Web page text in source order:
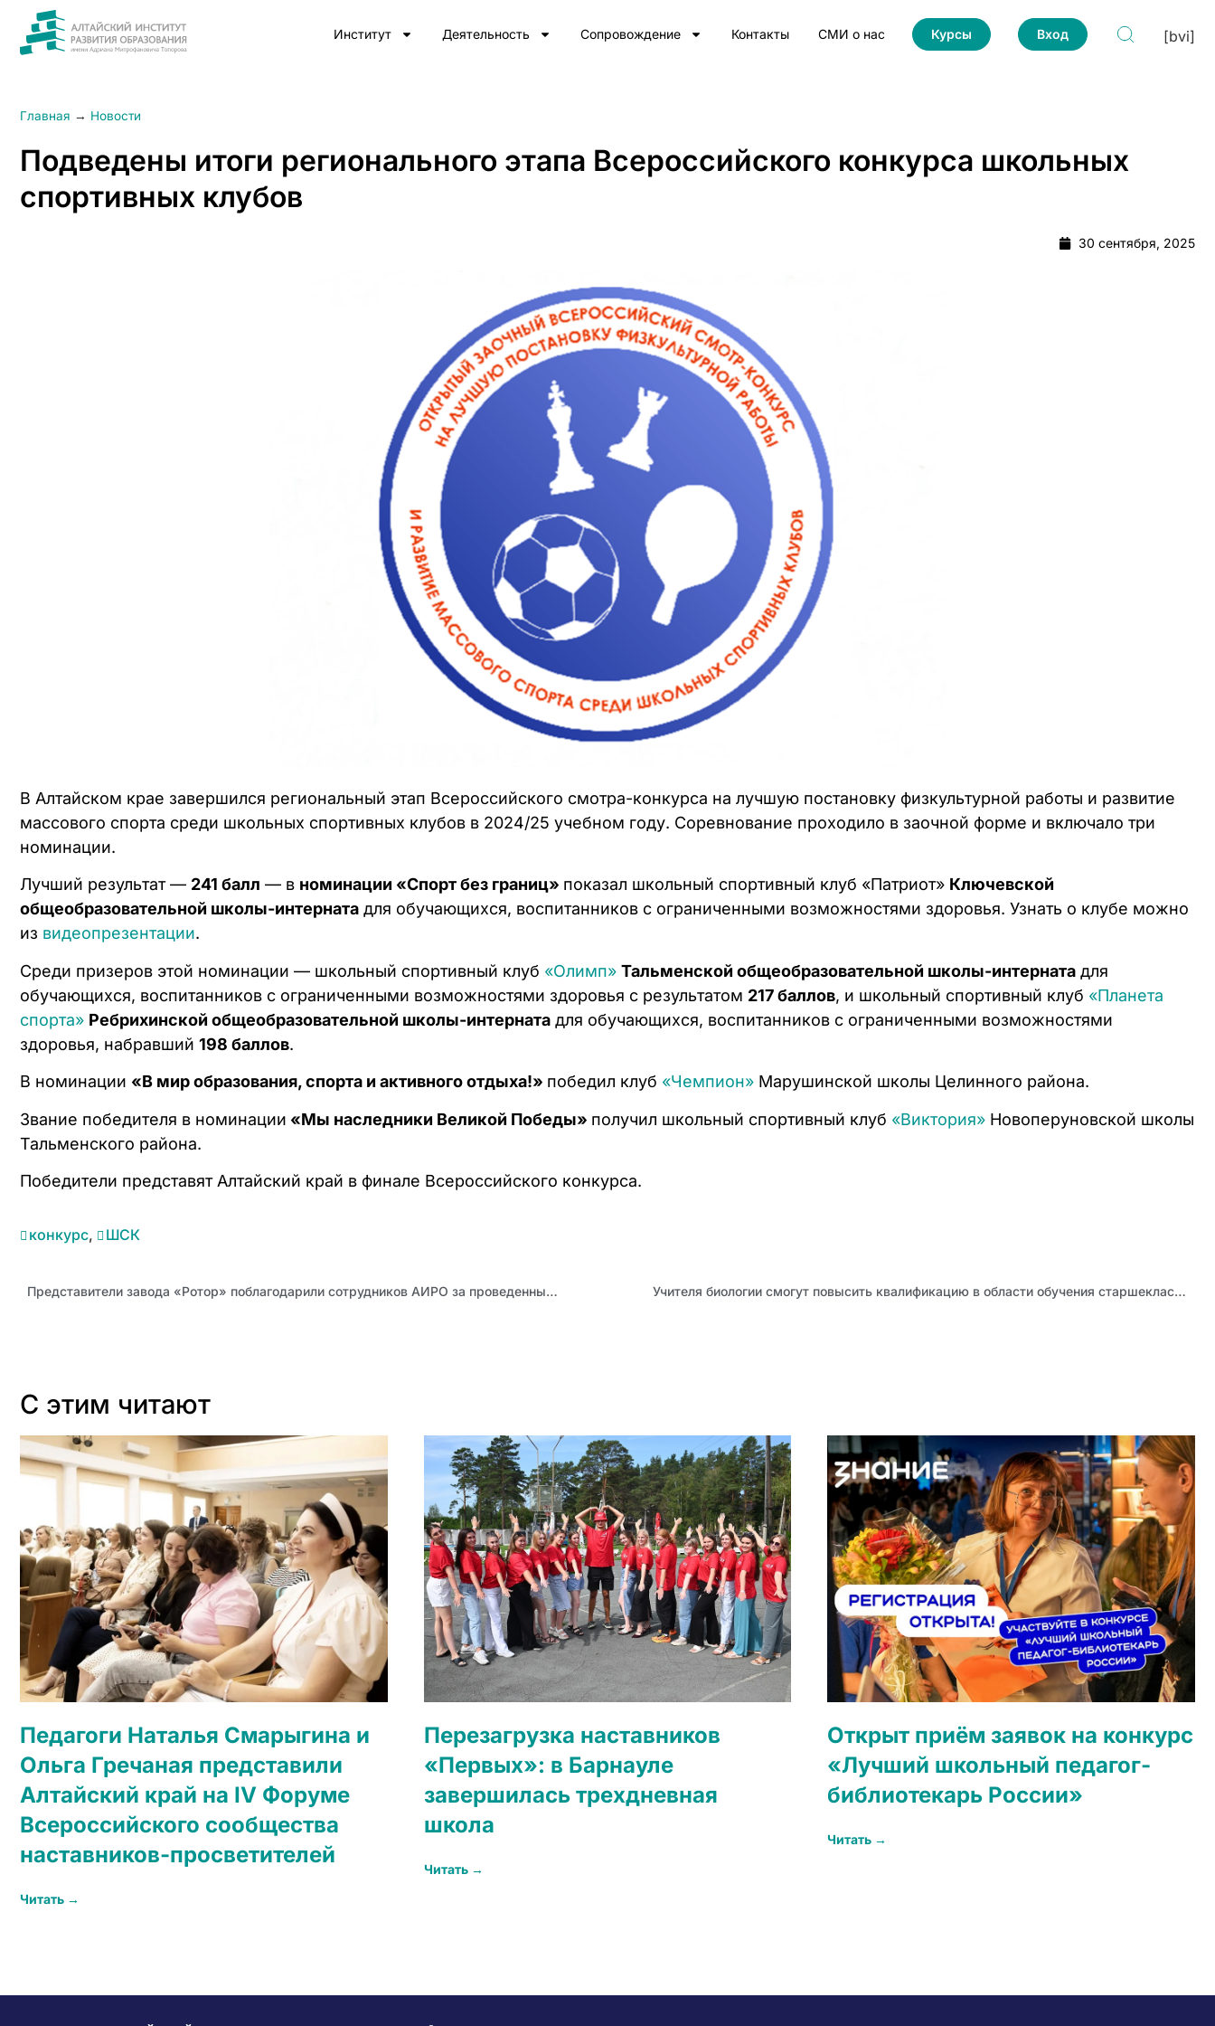
Институт Деятельность Сопровождение Контакты СМИ о нас Курсы Вход [bvi]
Главная → Новости
Подведены итоги регионального этапа Всероссийского конкурса школьных
спортивных клубов
30 сентября, 2025
В Алтайском крае завершился региональный этап Всероссийского смотра-конкурса на лучшую постановку физкультурной работы и развитие
массового спорта среди школьных спортивных клубов в 2024/25 учебном году. Соревнование проходило в заочной форме и включало три
номинации.
Лучший результат — 241 балл — в номинации «Спорт без границ» показал школьный спортивный клуб «Патриот» Ключевской
общеобразовательной школы-интерната для обучающихся, воспитанников с ограниченными возможностями здоровья. Узнать о клубе можно
из видеопрезентации.
Среди призеров этой номинации — школьный спортивный клуб «Олимп» Тальменской общеобразовательной школы-интерната для
обучающихся, воспитанников с ограниченными возможностями здоровья с результатом 217 баллов, и школьный спортивный клуб «Планета
спорта» Ребрихинской общеобразовательной школы-интерната для обучающихся, воспитанников с ограниченными возможностями
здоровья, набравший 198 баллов.
В номинации «В мир образования, спорта и активного отдыха!» победил клуб «Чемпион» Марушинской школы Целинного района.
Звание победителя в номинации «Мы наследники Великой Победы» получил школьный спортивный клуб «Виктория» Новоперуновской школы
Тальменского района.
Победители представят Алтайский край в финале Всероссийского конкурса.
конкурс, ШСК
Представители завода «Ротор» поблагодарили сотрудников АИРО за проведенные курсы Учителя биологии смогут повысить квалификацию в области обучения старшеклассников решению задач углубленного уровня по генетике
С этим читают
Педагоги Наталья Смарыгина и
Ольга Гречаная представили
Алтайский край на IV Форуме
Всероссийского сообщества
наставников-просветителей
Читать →
Перезагрузка наставников
«Первых»: в Барнауле
завершилась трехдневная
школа
Читать →
Открыт приём заявок на конкурс
«Лучший школьный педагог-
библиотекарь России»
Читать →